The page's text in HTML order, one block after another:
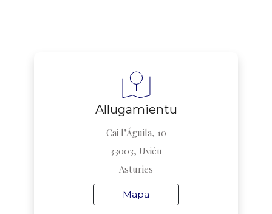
Allugamientu
Cai l’Águila, 10
33003, Uviéu
Asturies
Mapa